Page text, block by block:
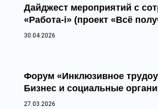
Дайджест мероприятий с
«Работа-i» (проект «Всё
30.04.2026
Форум «Инклюзивное
Бизнес и социальные
27.03.2026